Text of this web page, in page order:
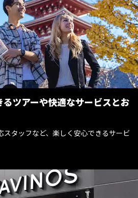
ツアーや快適なサービスとお
スタッフなど、楽しく安心できるサービ